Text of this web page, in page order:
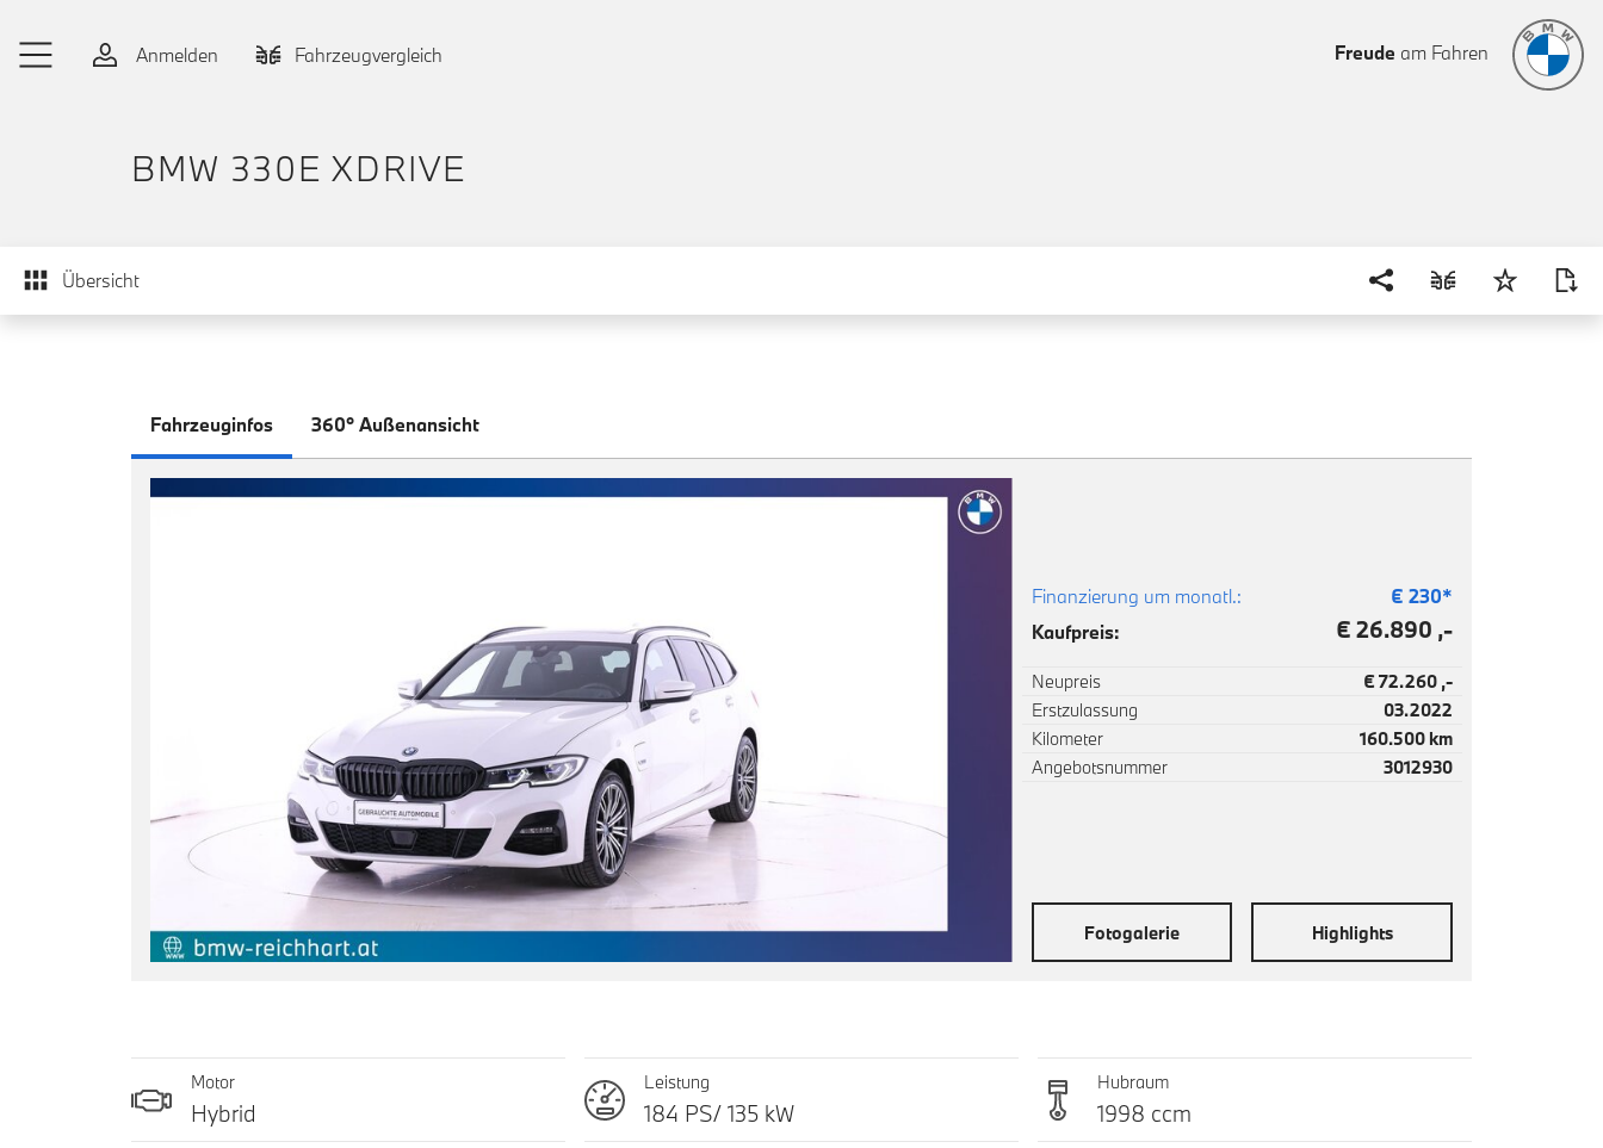
Anmelden
Fahrzeugvergleich Freude am Fahren
BMW 330E XDRIVE
Übersicht
Fahrzeuginfos 360° Außenansicht
Finanzierung um monatl.: € 230*
Kaufpreis:
€ 26.890 ,-
Neupreis
€ 72.260 ,-
Erstzulassung
03.2022
Kilometer
160.500 km
Angebotsnummer
3012930
Fotogalerie Highlights
Motor
Hybrid
Leistung
184 PS/ 135 kW
Hubraum
1998 ccm